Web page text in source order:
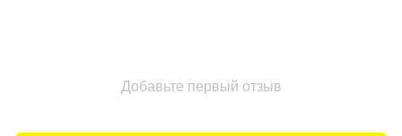
Добавьте первый отзыв